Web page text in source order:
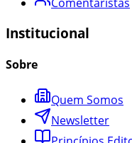
Institucional
Sobre
Quem Somos
Newsletter